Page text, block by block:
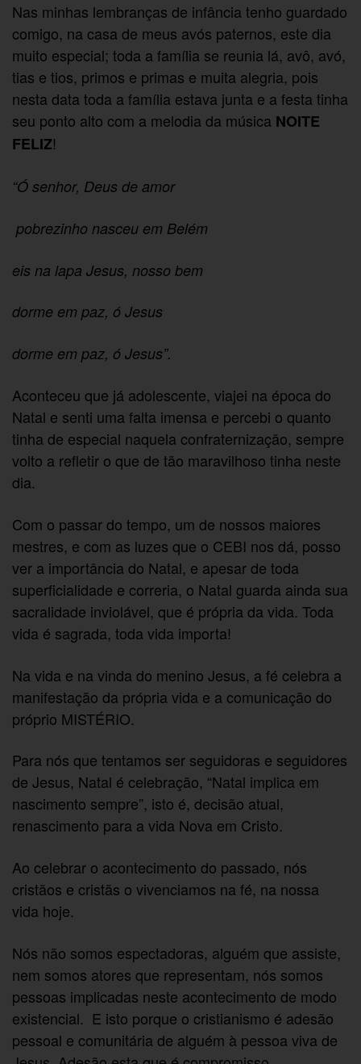
Nas minhas lembranças de infância tenho guardado
comigo, na casa de meus avós paternos, este dia
muito especial; toda a família se reunia lá, avô, avó,
tias e tios, primos e primas e muita alegria, pois
nesta data toda a família estava junta e a festa tinha
seu ponto alto com a melodia da música NOITE
FELIZ!
“Ó senhor, Deus de amor
pobrezinho nasceu em Belém
eis na lapa Jesus, nosso bem
dorme em paz, ó Jesus
dorme em paz, ó Jesus”.
Aconteceu que já adolescente, viajei na época do
Natal e senti uma falta imensa e percebi o quanto
tinha de especial naquela confraternização, sempre
volto a refletir o que de tão maravilhoso tinha neste
dia.
Com o passar do tempo, um de nossos maiores
mestres, e com as luzes que o CEBI nos dá, posso
ver a importância do Natal, e apesar de toda
superficialidade e correria, o Natal guarda ainda sua
sacralidade inviolável, que é própria da vida. Toda
vida é sagrada, toda vida importa!
Na vida e na vinda do menino Jesus, a fé celebra a
manifestação da própria vida e a comunicação do
próprio MISTÉRIO.
Para nós que tentamos ser seguidoras e seguidores
de Jesus, Natal é celebração, “Natal implica em
nascimento sempre”, isto é, decisão atual,
renascimento para a vida Nova em Cristo.
Ao celebrar o acontecimento do passado, nós
cristãos e cristãs o vivenciamos na fé, na nossa
vida hoje.
Nós não somos espectadoras, alguém que assiste,
nem somos atores que representam, nós somos
pessoas implicadas neste acontecimento de modo
existencial. E isto porque o cristianismo é adesão
pessoal e comunitária de alguém à pessoa viva de